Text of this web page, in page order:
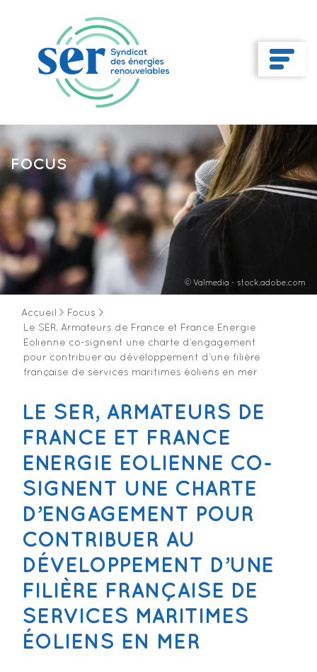
FOCUS
© Valmedia - stock.adobe.com
Accueil > Focus >
Le SER, Armateurs de France et France Energie
Eolienne co-signent une charte d’engagement
pour contribuer au développement d’une filière
française de services maritimes éoliens en mer
LE SER, ARMATEURS DE
FRANCE ET FRANCE
ENERGIE EOLIENNE CO-
SIGNENT UNE CHARTE
D’ENGAGEMENT POUR
CONTRIBUER AU
DÉVELOPPEMENT D’UNE
FILIÈRE FRANÇAISE DE
SERVICES MARITIMES
ÉOLIENS EN MER